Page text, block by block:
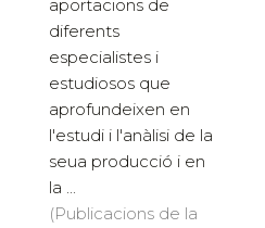
aportacions de
diferents
especialistes i
estudiosos que
aprofundeixen en
l'estudi i l'anàlisi de la
seua producció i en
la ...
(Publicacions de la